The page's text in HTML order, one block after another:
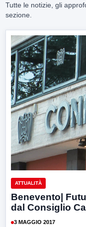
Tutte le notizie, gli
sezione.
ATTUALITÀ
Benevento|
dal Consiglio
3 MAGGIO 2017